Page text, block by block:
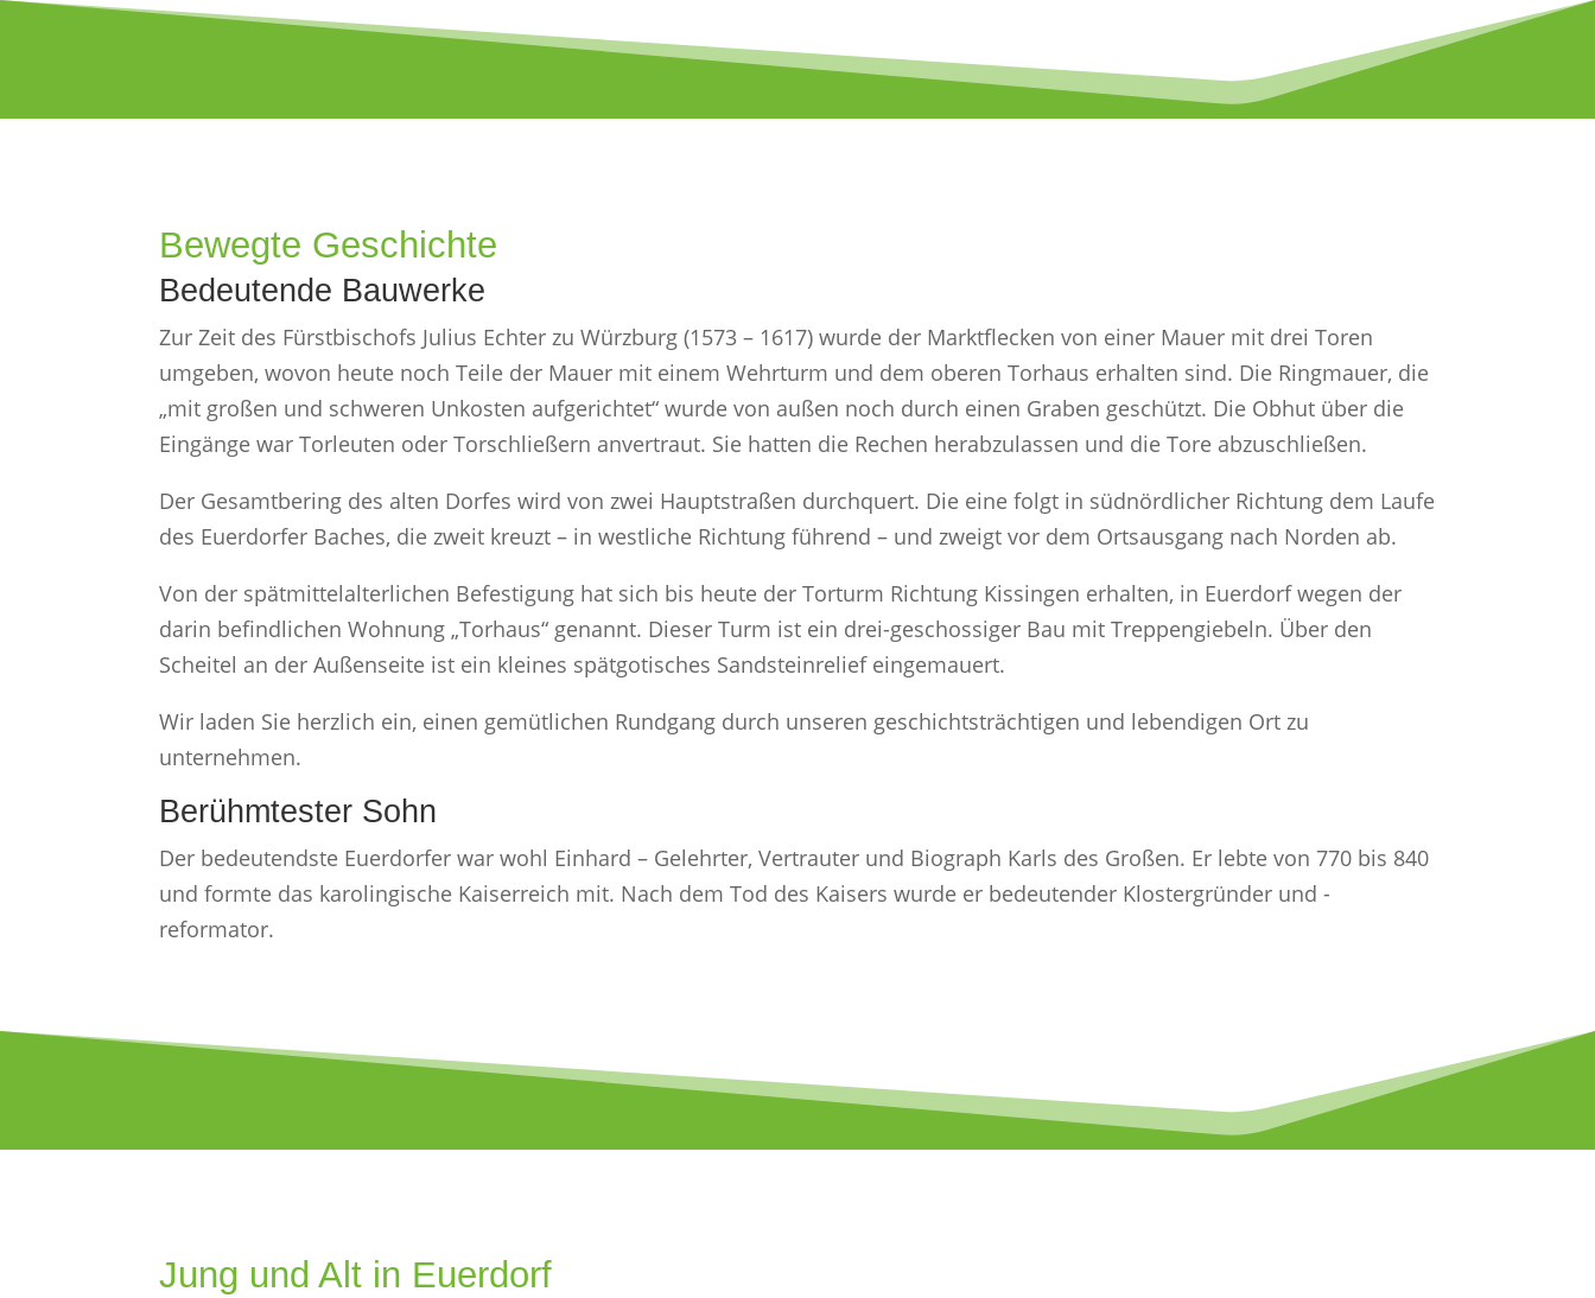
Bewegte Geschichte
Bedeutende Bauwerke
Zur Zeit des Fürstbischofs Julius Echter zu Würzburg (1573 – 1617) wurde der Marktflecken von einer Mauer mit drei Toren
umgeben, wovon heute noch Teile der Mauer mit einem Wehrturm und dem oberen Torhaus erhalten sind. Die Ringmauer, die
„mit großen und schweren Unkosten aufgerichtet“ wurde von außen noch durch einen Graben geschützt. Die Obhut über die
Eingänge war Torleuten oder Torschließern anvertraut. Sie hatten die Rechen herabzulassen und die Tore abzuschließen.
Der Gesamtbering des alten Dorfes wird von zwei Hauptstraßen durchquert. Die eine folgt in südnördlicher Richtung dem Laufe
des Euerdorfer Baches, die zweit kreuzt – in westliche Richtung führend – und zweigt vor dem Ortsausgang nach Norden ab.
Von der spätmittelalterlichen Befestigung hat sich bis heute der Torturm Richtung Kissingen erhalten, in Euerdorf wegen der
darin befindlichen Wohnung „Torhaus“ genannt. Dieser Turm ist ein drei-geschossiger Bau mit Treppengiebeln. Über den
Scheitel an der Außenseite ist ein kleines spätgotisches Sandsteinrelief eingemauert.
Wir laden Sie herzlich ein, einen gemütlichen Rundgang durch unseren geschichtsträchtigen und lebendigen Ort zu
unternehmen.
Berühmtester Sohn
Der bedeutendste Euerdorfer war wohl Einhard – Gelehrter, Vertrauter und Biograph Karls des Großen. Er lebte von 770 bis 840
und formte das karolingische Kaiserreich mit. Nach dem Tod des Kaisers wurde er bedeutender Klostergründer und -
reformator.
Jung und Alt in Euerdorf